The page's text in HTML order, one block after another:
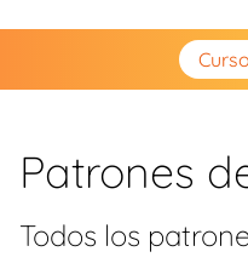
Patrones
Todos los